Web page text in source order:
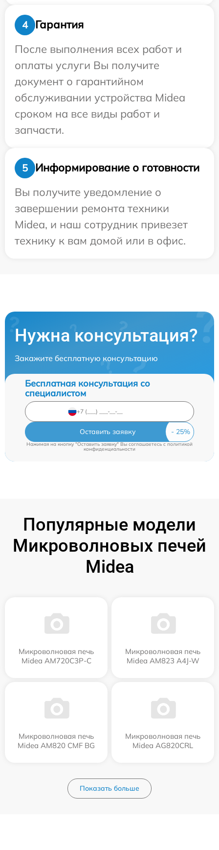
4
Гарантия
После выполнения всех работ и
оплаты услуги Вы получите
документ о гарантийном
обслуживании устройства Midea
сроком на все виды работ и
запчасти.
5
Информирование о готовности
Вы получите уведомление о
завершении ремонта техники
Midea, и наш сотрудник привезет
технику к вам домой или в офис.
Нужна консультация?
Закажите бесплатную консультацию
Бесплатная консультация со
специалистом
Оставить заявку
Нажимая на кнопку "Оставить заявку" Вы соглашаетесь cполитикой
конфиденциальности
Популярные модели
Микроволновых печей
Midea
Микроволновая печь
Midea AM720C3P-C
Микроволновая печь
Midea AM823 A4J-W
Микроволновая печь
Midea AM820 CMF BG
Микроволновая печь
Midea AG820CRL
Показать больше